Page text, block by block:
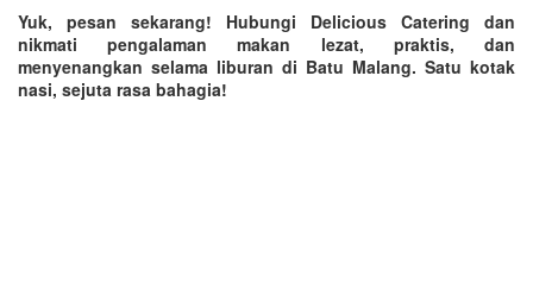
Yuk, pesan sekarang! Hubungi Delicious Catering dan
nikmati pengalaman makan lezat, praktis, dan
menyenangkan selama liburan di Batu Malang. Satu kotak
nasi, sejuta rasa bahagia!